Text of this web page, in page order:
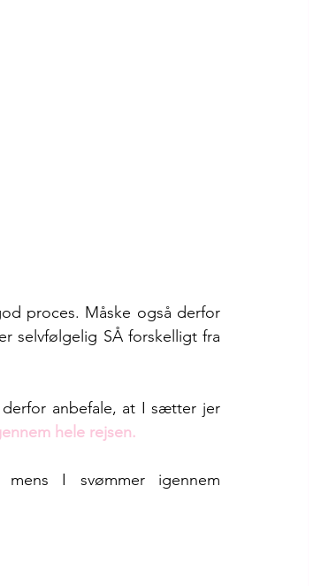
proces. Måske også derfor
selvfølgelig SÅ forskelligt fra
anbefale, at I sætter jer
hele rejsen.
I svømmer igennem